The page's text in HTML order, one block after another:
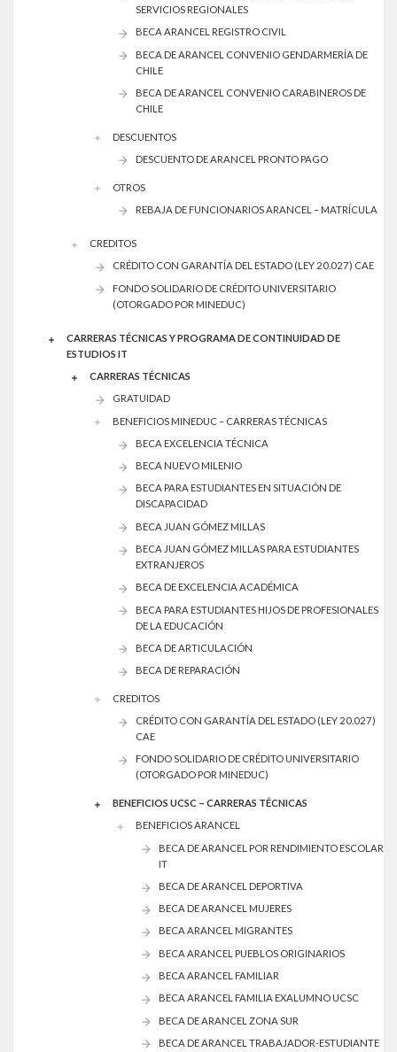
SERVICIOS REGIONALES
BECA ARANCEL REGISTRO CIVIL
BECA DE ARANCEL CONVENIO GENDARMERÍA DE
CHILE
BECA DE ARANCEL CONVENIO CARABINEROS DE
CHILE
DESCUENTOS
DESCUENTO DE ARANCEL PRONTO PAGO
OTROS
REBAJA DE FUNCIONARIOS ARANCEL – MATRÍCULA
CREDITOS
CRÉDITO CON GARANTÍA DEL ESTADO (LEY 20.027) CAE
FONDO SOLIDARIO DE CRÉDITO UNIVERSITARIO
(OTORGADO POR MINEDUC)
CARRERAS TÉCNICAS Y PROGRAMA DE CONTINUIDAD DE
ESTUDIOS IT
CARRERAS TÉCNICAS
GRATUIDAD
BENEFICIOS MINEDUC – CARRERAS TÉCNICAS
BECA EXCELENCIA TÉCNICA
BECA NUEVO MILENIO
BECA PARA ESTUDIANTES EN SITUACIÓN DE
DISCAPACIDAD
BECA JUAN GÓMEZ MILLAS
BECA JUAN GÓMEZ MILLAS PARA ESTUDIANTES
EXTRANJEROS
BECA DE EXCELENCIA ACADÉMICA
BECA PARA ESTUDIANTES HIJOS DE PROFESIONALES
DE LA EDUCACIÓN
BECA DE ARTICULACIÓN
BECA DE REPARACIÓN
CREDITOS
CRÉDITO CON GARANTÍA DEL ESTADO (LEY 20.027)
CAE
FONDO SOLIDARIO DE CRÉDITO UNIVERSITARIO
(OTORGADO POR MINEDUC)
BENEFICIOS UCSC – CARRERAS TÉCNICAS
BENEFICIOS ARANCEL
BECA DE ARANCEL POR RENDIMIENTO ESCOLAR
IT
BECA DE ARANCEL DEPORTIVA
BECA DE ARANCEL MUJERES
BECA ARANCEL MIGRANTES
BECA ARANCEL PUEBLOS ORIGINARIOS
BECA ARANCEL FAMILIAR
BECA ARANCEL FAMILIA EXALUMNO UCSC
BECA DE ARANCEL ZONA SUR
BECA DE ARANCEL TRABAJADOR-ESTUDIANTE